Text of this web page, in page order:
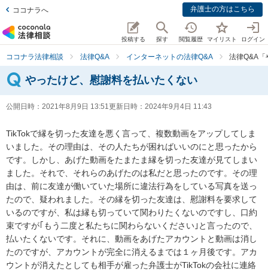
ココナラへ 弁護士の方はこちら
投稿する 探す 閲覧履歴 マイリスト ログイン
ココナラ法律相談 法律Q&A インターネットの法律Q&A 法律Q&A「
やったけど、慰謝料を払いたくない
公開日時： 2021年8月9日 13:51更新日時： 2024年9月4日 11:43
TikTokで縁を切った友達を悪く言って、複数動画をアップしてしま
いました。その理由は、その人たちが困ればいいのにと思ったから
です。しかし、あげた動画をたまたま縁を切った友達が見てしまい
ました。それで、それらのあげたのは私だと思ったのです。その理
由は、前に友達が働いていた場所に違法行為をしている写真を送っ
たので、疑われました。その縁を切った友達は、慰謝料を要求して
いるのですが、私は縁も切っていて関わりたくないのですし、口約
束ですが｢もう二度と私たちに関わらないください｣と言ったので、
払いたくないです。それに、動画をあげたアカウントと動画は消し
たのですが、アカウントが完全に消えるまでは１ヶ月後です。アカ
ウントが消えたとしても相手が雇った弁護士がTikTokの会社に連絡